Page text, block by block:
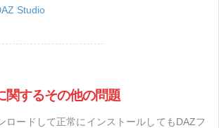
Studio
関するその他の問題
ロードして正常にインストールしてもDAZフ